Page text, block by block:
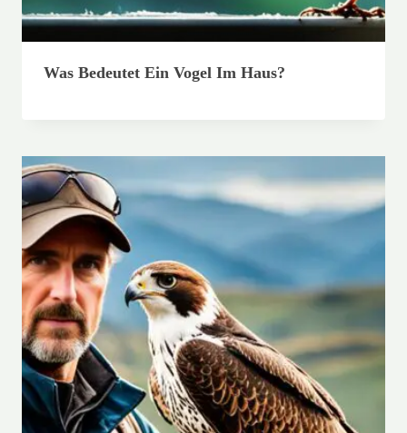
Was Bedeutet Ein Vogel Im Haus?